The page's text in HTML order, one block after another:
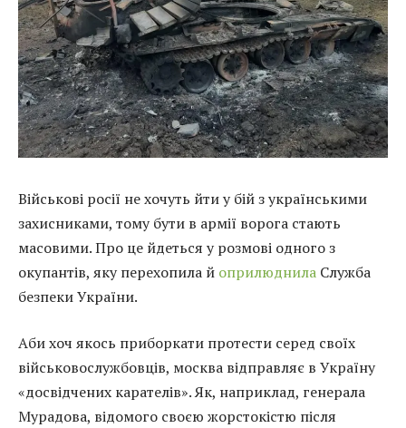
Військові росії не хочуть йти у бій з українськими
захисниками, тому бути в армії ворога стають
масовими. Про це йдеться у розмові одного з
окупантів, яку перехопила й оприлюднила Служба
безпеки України.
Аби хоч якось приборкати протести серед своїх
військовослужбовців, москва відправляє в Україну
«досвідчених карателів». Як, наприклад, генерала
Мурадова, відомого своєю жорстокістю після